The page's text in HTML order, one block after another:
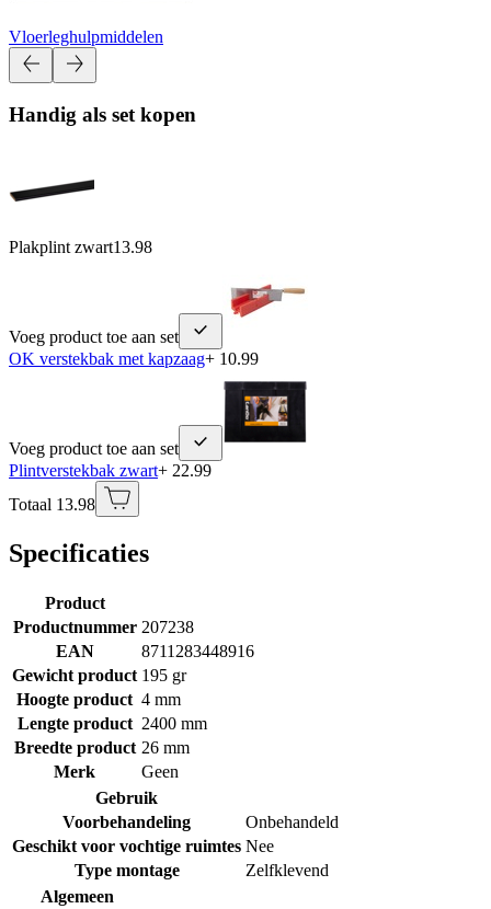
Vloerleghulpmiddelen
Handig als set kopen
Plakplint zwart13.98
Voeg product toe aan set
OK verstekbak met kapzaag+ 10.99
Voeg product toe aan set
Plintverstekbak zwart+ 22.99
Totaal 13.98
Specificaties
Product
Productnummer 207238
EAN
8711283448916
Gewicht product 195 gr
Hoogte product 4 mm
Lengte product 2400 mm
Breedte product 26 mm
Merk
Geen
Gebruik
Voorbehandeling
Onbehandeld
Geschikt voor vochtige ruimtes Nee
Type montage
Zelfklevend
Algemeen